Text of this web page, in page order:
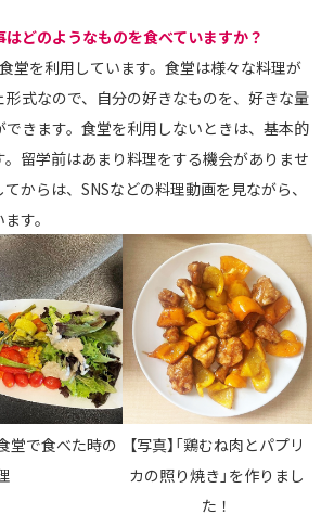
はどのようなものを食べていますか？
堂を利用しています。食堂は様々な料理が
形式なので、自分の好きなものを、好きな量
できます。食堂を利用しないときは、基本的
。留学前はあまり料理をする機会がありませ
からは、SNSなどの料理動画を見ながら、
す。
堂で食べた時の
【写真】「鶏むね肉とパプリ
カの照り焼き」を作りまし
た！